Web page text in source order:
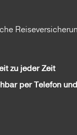
zu jeder Zeit
per Telefon